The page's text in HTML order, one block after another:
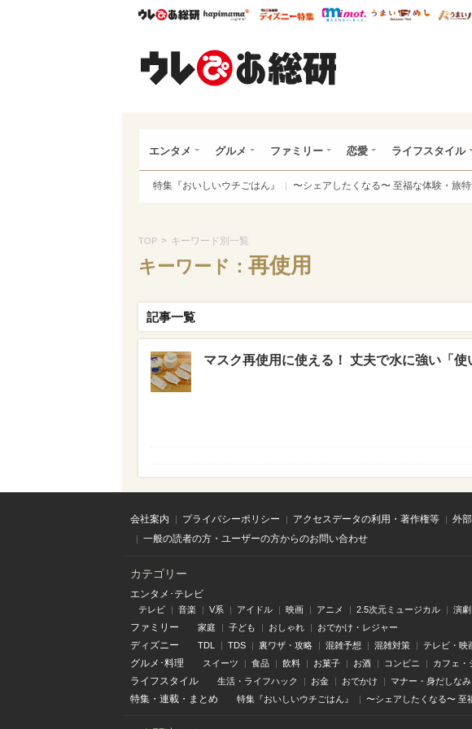
ウレぴあ総研ハピママ* ウレぴあ総研 ディズニー特
mimot. うまい
エンタメ グルメ ファミリー 恋愛 ライフスタイル
特集『おいしいウチごはん』 〜シェアしたくなる〜 至福な体験・旅
TOP > キーワード別一覧
キーワード： 再使用
記事一覧
マスク再使用に使える！ 丈夫で水に強い「
会社案内 プライバシーポリシー アクセスデータの利用・著作権等 外
一般の読者の方・ユーザーの方からのお問い合わせ
カテゴリー
エンタメ･テレビ
テレビ 音楽 V系 アイドル 映画 アニメ 2.5次元ミュージカル 演劇
ファミリー 家庭 子ども おしゃれ おでかけ・レジャー
ディズニー TDL TDS 裏ワザ・攻略 混雑予想 混雑対策 テレビ・映
グルメ･料理 スイーツ 食品 飲料 お菓子 お酒 コンビニ カフェ・
ライフスタイル 生活・ライフハック お金 おでかけ マナー・身だしなみ
特集 ・ 連載 ・ まとめ 特集『おいしいウチごはん』 〜シェアしたくなる〜 至